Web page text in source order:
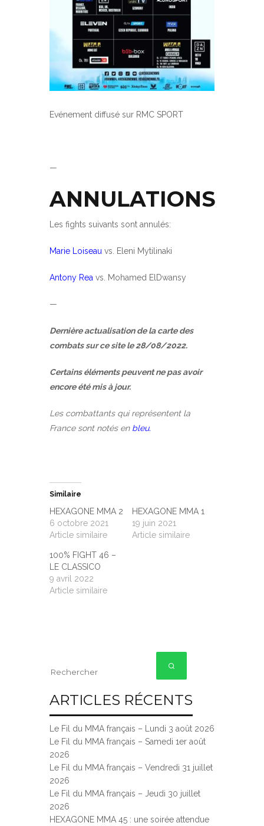
Evénement diffusé sur RMC SPORT
—
ANNULATIONS
Les fights suivants sont annulés:
Marie Loiseau vs. Eleni Mytilinaki
Antony Rea vs. Mohamed ElDwansy
—
Dernière actualisation de la carte des
combats sur ce site le 28/08/2022.
Certains éléments peuvent ne pas avoir
encore été mis à jour.
Les combattants qui représentent la
France sont notés en bleu.
Similaire
HEXAGONE MMA 2
6 octobre 2021
Article similaire
HEXAGONE MMA 1
19 juin 2021
Article similaire
100% FIGHT 46 –
LE CLASSICO
9 avril 2022
Article similaire
ARTICLES RÉCENTS
Le Fil du MMA français – Lundi 3 août 2026
Le Fil du MMA français – Samedi 1er août
2026
Le Fil du MMA français – Vendredi 31 juillet
2026
Le Fil du MMA français – Jeudi 30 juillet
2026
HEXAGONE MMA 45 : une soirée attendue